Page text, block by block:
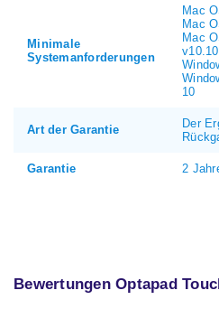
Minimale
Systemanforderungen
Mac
Mac
Mac
10
Art der Garantie
Der
Garantie 2
Bewertungen Optapad